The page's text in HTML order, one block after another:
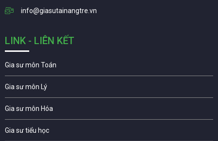
info@giasutainangtre.vn
LINK - LIÊN KẾT
Gia sư môn Toán
Gia sư môn Lý
Gia sư môn Hóa
Gia sư tiểu học